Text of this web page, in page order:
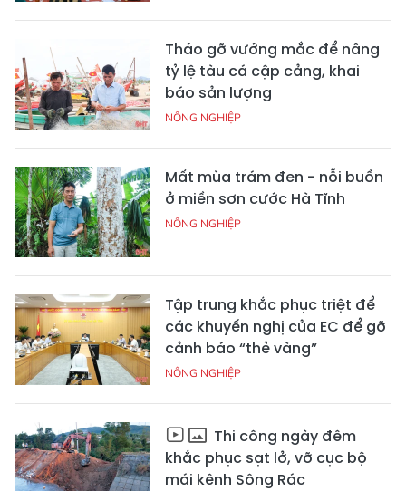
Tháo gỡ vướng mắc để nâng
tỷ lệ tàu cá cập cảng, khai
báo sản lượng
NÔNG NGHIỆP
Mất mùa trám đen - nỗi buồn
ở miền sơn cước Hà Tĩnh
NÔNG NGHIỆP
Tập trung khắc phục triệt để
các khuyến nghị của EC để gỡ
cảnh báo “thẻ vàng”
NÔNG NGHIỆP
Thi công ngày đêm
khắc phục sạt lở, vỡ cục bộ
mái kênh Sông Rác